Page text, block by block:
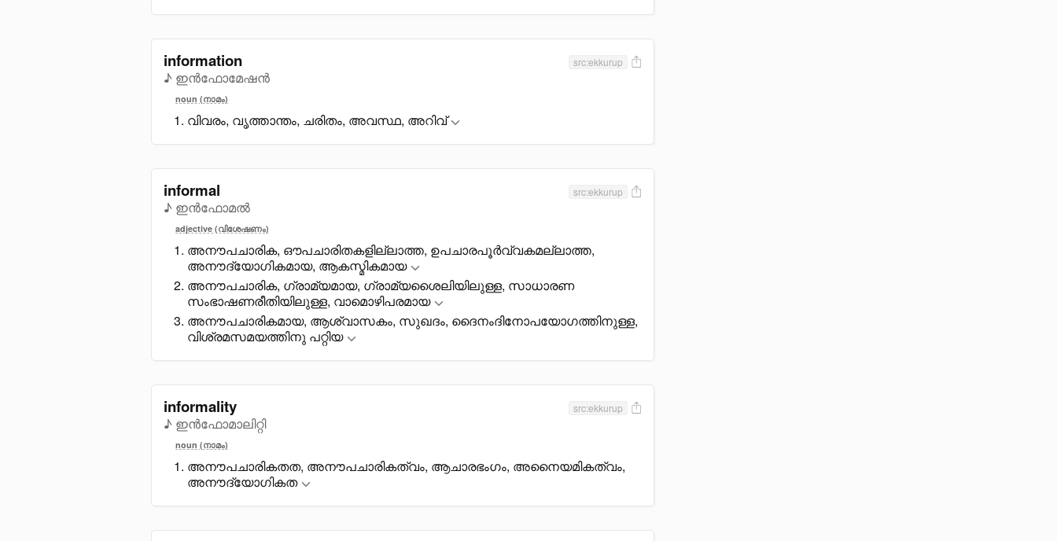
information
♪ ഇൻഫോമേഷൻ
src:ekkurup
noun (നാമം)
വിവരം, വൃത്താന്തം, ചരിതം, അവസ്ഥ, അറിവ്
informal
♪ ഇൻഫോമൽ
src:ekkurup
adjective (വിശേഷണം)
അനൗപചാരിക, ഔപചാരിതകളില്ലാത്ത, ഉപചാരപൂർവ്വകമല്ലാത്ത,
അനൗദ്യോഗികമായ, ആകസ്മികമായ
അനൗപചാരിക, ഗ്രാമ്യമായ, ഗ്രാമ്യശെെലിയിലുള്ള, സാധാരണ
സംഭാഷണരീതിയിലുള്ള, വാമൊഴിപരമായ
അനൗപചാരികമായ, ആശ്വാസകം, സുഖദം, ദെെനംദിനോപയോഗത്തിനുള്ള,
വിശ്രമസമയത്തിനു പറ്റിയ
informality
♪ ഇൻഫോമാലിറ്റി
src:ekkurup
noun (നാമം)
അനൗപചാരികതത, അനൗപചാരികത്വം, ആചാരഭംഗം, അനെെയമികത്വം,
അനൗദ്യോഗികത